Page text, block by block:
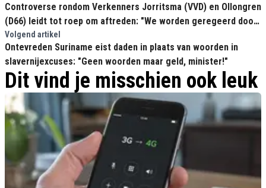
Controverse rondom Verkenners Jorritsma (VVD) en Ollongren
(D66) leidt tot roep om aftreden: "We worden geregeerd door
ministers die keer op keer schaamteloos liegen"
Volgend artikel
Ontevreden Suriname eist daden in plaats van woorden in
slavernijexcuses: "Geen woorden maar geld, minister!"
Dit vind je misschien ook leuk